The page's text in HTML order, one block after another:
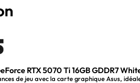
RTX 5070 Ti 16GB GDDR7
de jeu avec la carte graphique Asus,